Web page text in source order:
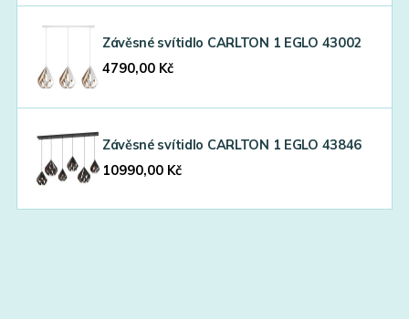
Závěsné svítidlo CARLTON 1 EGLO 43002
4790,00 Kč
Závěsné svítidlo CARLTON 1 EGLO 43846
10990,00 Kč